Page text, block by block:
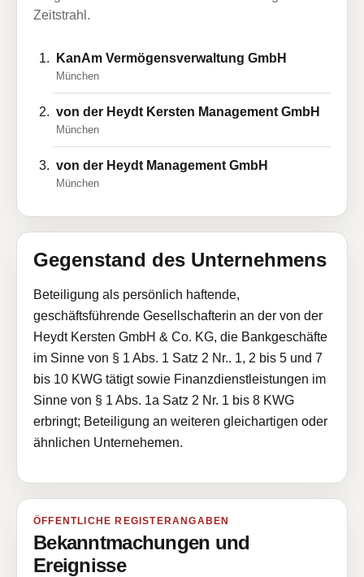
Zeitstrahl.
KanAm Vermögensverwaltung GmbH
München
von der Heydt Kersten Management GmbH
München
von der Heydt Management GmbH
München
Gegenstand des Unternehmens
Beteiligung als persönlich haftende,
geschäftsführende Gesellschafterin an der von der
Heydt Kersten GmbH & Co. KG, die Bankgeschäfte
im Sinne von § 1 Abs. 1 Satz 2 Nr.. 1, 2 bis 5 und 7
bis 10 KWG tätigt sowie Finanzdienstleistungen im
Sinne von § 1 Abs. 1a Satz 2 Nr. 1 bis 8 KWG
erbringt; Beteiligung an weiteren gleichartigen oder
ähnlichen Unternehemen.
ÖFFENTLICHE REGISTERANGABEN
Bekanntmachungen und
Ereignisse